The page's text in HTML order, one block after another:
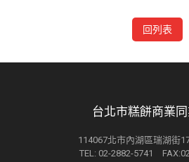
回列表
台北市糕餅商業
114067北市內湖區瑞湖街
TEL: 02-2882-5741